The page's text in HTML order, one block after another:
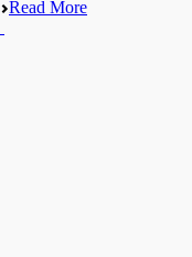
Read More